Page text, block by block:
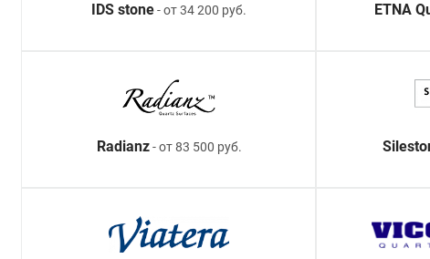
IDS stone- от 34 200 руб. ETNA
Radianz- от 83 500 руб.